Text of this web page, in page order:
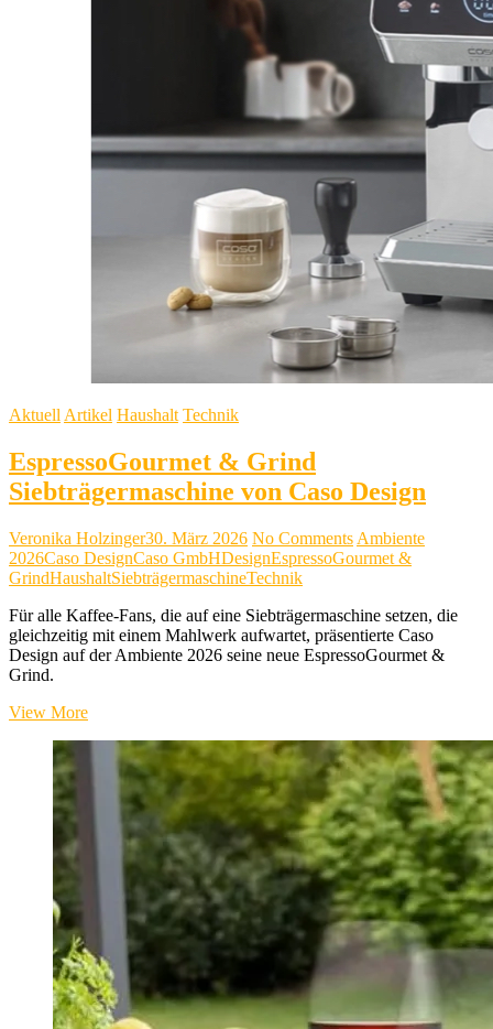
Aktuell Artikel Haushalt Technik
EspressoGourmet & Grind
Siebträgermaschine von Caso Design
Veronika Holzinger30. März 2026 No Comments Ambiente
2026Caso DesignCaso GmbHDesignEspressoGourmet &
GrindHaushaltSiebträgermaschineTechnik
Für alle Kaffee-Fans, die auf eine Siebträgermaschine setzen, die
gleichzeitig mit einem Mahlwerk aufwartet, präsentierte Caso
Design auf der Ambiente 2026 seine neue EspressoGourmet &
Grind.
View MoreEspressoGourmet
Siebträgermaschine
Design